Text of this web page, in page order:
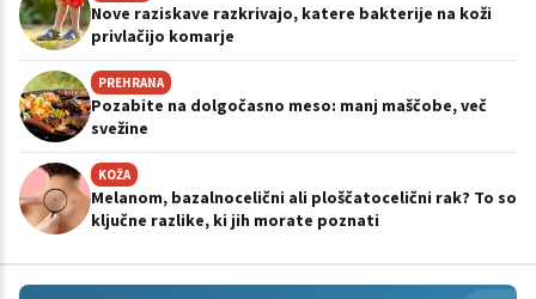
Nove raziskave razkrivajo, katere bakterije na koži
privlačijo komarje
PREHRANA
Pozabite na dolgočasno meso: manj maščobe, več
svežine
KOŽA
Melanom, bazalnocelični ali ploščatocelični rak? To so
ključne razlike, ki jih morate poznati